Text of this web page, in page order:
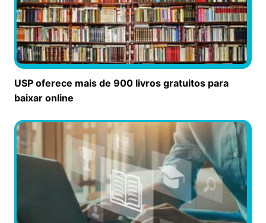
USP oferece mais de 900 livros gratuitos para
baixar online